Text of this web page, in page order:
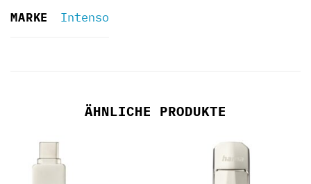
MARKE Intenso
ÄHNLICHE PRODUKTE